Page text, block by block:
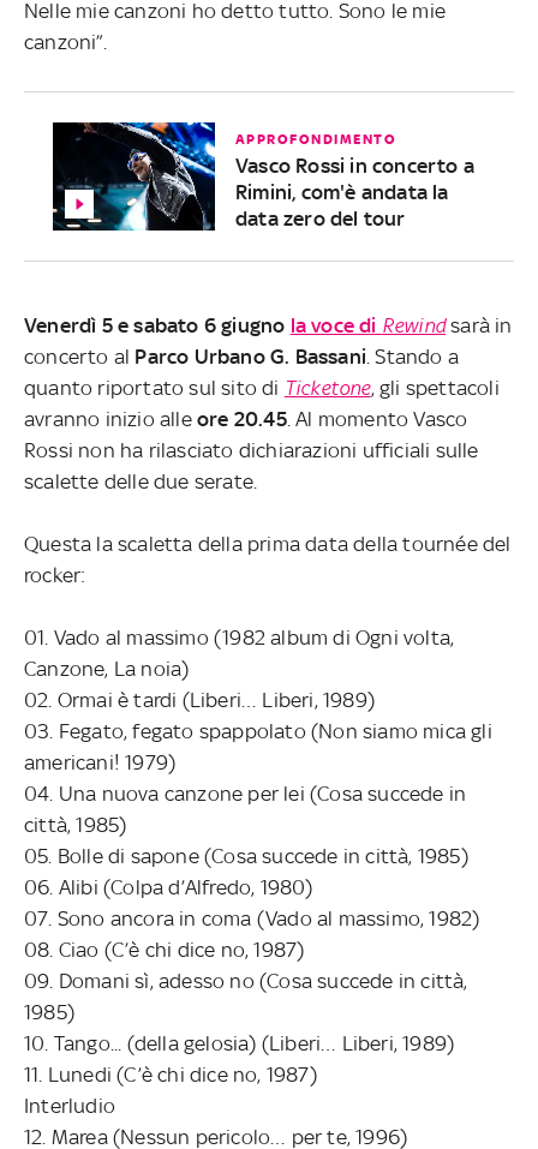
Nelle mie canzoni ho detto tutto. Sono le mie
canzoni”.
APPROFONDIMENTO
Vasco Rossi in concerto a
Rimini, com'è andata la
data zero del tour
Venerdì 5 e sabato 6 giugno la voce di Rewindsarà in
concerto al Parco Urbano G. Bassani . Stando a
quanto riportato sul sito di Ticketone, gli spettacoli
avranno inizio alleore 20.45. Al momento Vasco
Rossi non ha rilasciato dichiarazioni ufficiali sulle
scalette delle due serate.
Questa la scaletta della prima data della tournée del
rocker:
01. Vado al massimo (1982 album di Ogni volta,
Canzone, La noia)
02. Ormai è tardi (Liberi… Liberi, 1989)
03. Fegato, fegato spappolato (Non siamo mica gli
americani! 1979)
04. Una nuova canzone per lei (Cosa succede in
città, 1985)
05. Bolle di sapone (Cosa succede in città, 1985)
06. Alibi (Colpa d’Alfredo, 1980)
07. Sono ancora in coma (Vado al massimo, 1982)
08. Ciao (C’è chi dice no, 1987)
09. Domani sì, adesso no (Cosa succede in città,
1985)
10. Tango... (della gelosia) (Liberi… Liberi, 1989)
11. Lunedi (C’è chi dice no, 1987)
Interludio
12. Marea (Nessun pericolo… per te, 1996)